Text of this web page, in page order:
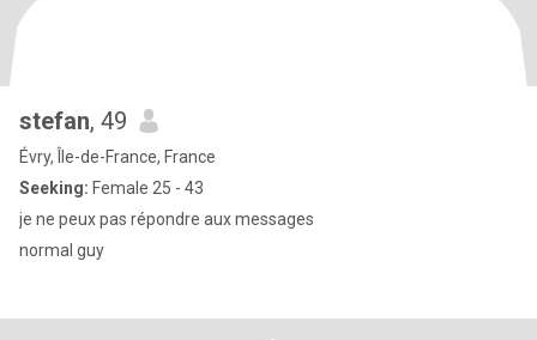
stefan, 49
Évry, Île-de-France, France
Seeking: Female 25 - 43
je ne peux pas répondre aux messages
normal guy